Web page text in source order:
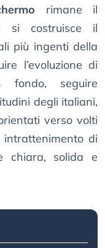
rimane il
si costruisce il
più ingenti della
l’evoluzione di
fondo, seguire
degli italiani,
verso volti
di
chiara, solida e